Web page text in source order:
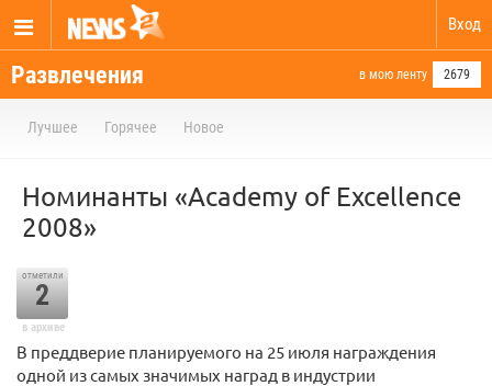
Вход
Развлечения в мою ленту 2679
Лучшее Горячее Новое
Номинанты «Academy of Excellence
2008»
отметили
2
в архиве
В преддверие планируемого на 25 июля награждения
одной из самых значимых наград в индустрии